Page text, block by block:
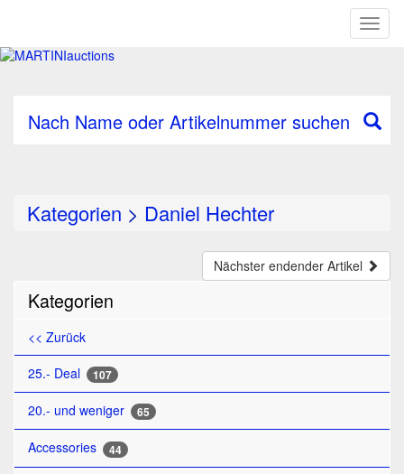
Nach Name oder Artikelnummer suchen
Kategorien > Daniel Hechter
Nächster endender Artikel
Kategorien
<< Zurück
25.- Deal
107
20.- und weniger 65
Accessories 44